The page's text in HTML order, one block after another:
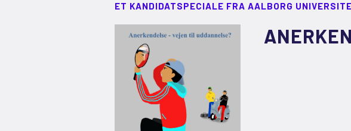
ET KANDIDATSPECIALE FRA AALBORG